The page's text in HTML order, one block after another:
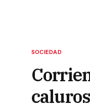
SOCIEDAD